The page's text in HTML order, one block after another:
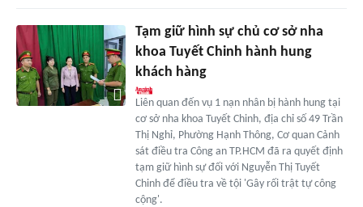
Tạm giữ hình sự chủ cơ sở nha
khoa Tuyết Chinh hành hung
khách hàng
Liên quan đến vụ 1 nạn nhân bị hành hung tại
cơ sở nha khoa Tuyết Chinh, địa chỉ số 49 Trần
Thị Nghỉ, Phường Hạnh Thông, Cơ quan Cảnh
sát điều tra Công an TP.HCM đã ra quyết định
tạm giữ hình sự đối với Nguyễn Thị Tuyết
Chinh để điều tra về tội 'Gây rối trật tự công
cộng'.